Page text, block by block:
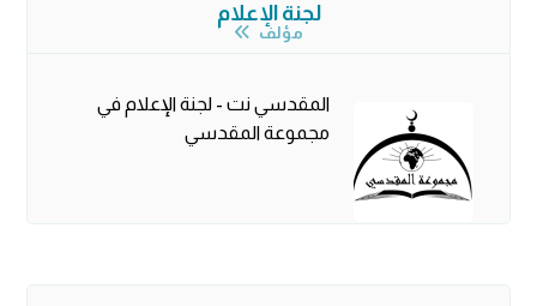
لجنة الإعلام
مؤلف
المقدسي نت - لجنة الإعلام في
مجموعة المقدسي